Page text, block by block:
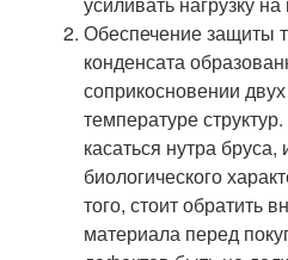
Обеспечение защиты
конденсата
соприкосновении
температуре
касаться нутра бруса,
биологического
того, стоит обратить
материала перед